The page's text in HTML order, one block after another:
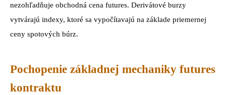
nezohľadňuje obchodná cena futures. Derivátové burzy
vytvárajú indexy, ktoré sa vypočítavajú na základe priemernej
ceny spotových búrz.
Pochopenie základnej mechaniky futures
kontraktu